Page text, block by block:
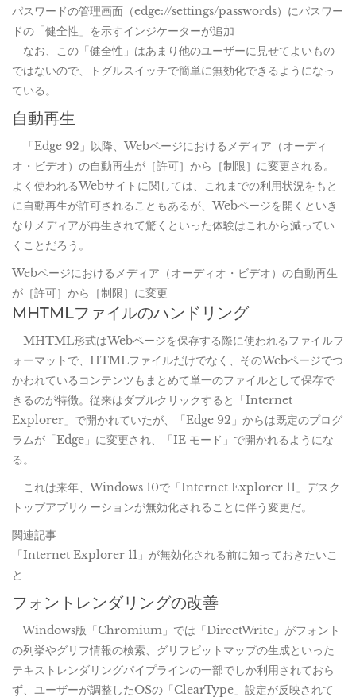
パスワードの管理画面（edge://settings/passwords）にパスワー
ドの「健全性」を示すインジケーターが追加
なお、この「健全性」はあまり他のユーザーに見せてよいもの
ではないので、トグルスイッチで簡単に無効化できるようになっ
ている。
自動再生
「Edge 92」以降、Webページにおけるメディア（オーディ
オ・ビデオ）の自動再生が［許可］から［制限］に変更される。
よく使われるWebサイトに関しては、これまでの利用状況をもと
に自動再生が許可されることもあるが、Webページを開くといき
なりメディアが再生されて驚くといった体験はこれから減ってい
くことだろう。
Webページにおけるメディア（オーディオ・ビデオ）の自動再生
が［許可］から［制限］に変更
MHTMLファイルのハンドリング
MHTML形式はWebページを保存する際に使われるファイルフ
ォーマットで、HTMLファイルだけでなく、そのWebページでつ
かわれているコンテンツもまとめて単一のファイルとして保存で
きるのが特徴。従来はダブルクリックすると「Internet
Explorer」で開かれていたが、「Edge 92」からは既定のプログ
ラムが「Edge」に変更され、「IE モード」で開かれるようにな
る。
これは来年、Windows 10で「Internet Explorer 11」デスク
トップアプリケーションが無効化されることに伴う変更だ。
関連記事
「Internet Explorer 11」が無効化される前に知っておきたいこ
と
フォントレンダリングの改善
Windows版「Chromium」では「DirectWrite」がフォント
の列挙やグリフ情報の検索、グリフビットマップの生成といった
テキストレンダリングパイプラインの一部でしか利用されておら
ず、ユーザーが調整したOSの「ClearType」設定が反映されて